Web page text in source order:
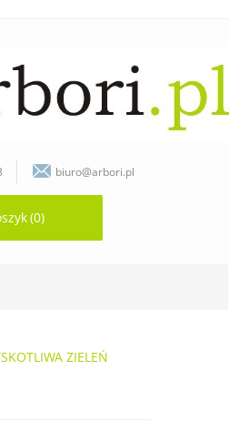
biuro@arbori.pl
(0)
ZIELEŃ